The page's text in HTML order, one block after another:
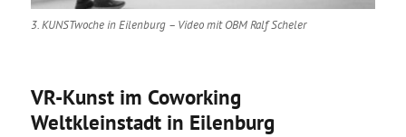
3. KUNSTwoche in Eilenburg – Video mit OBM Ralf Scheler
VR-Kunst im Coworking
Weltkleinstadt in Eilenburg